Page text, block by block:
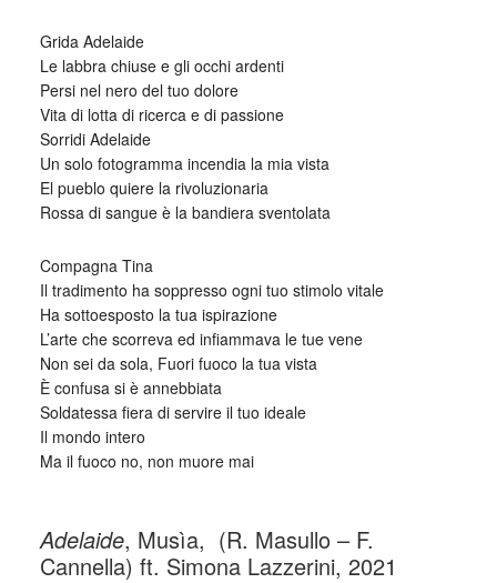
Grida Adelaide
Le labbra chiuse e gli occhi ardenti
Persi nel nero del tuo dolore
Vita di lotta di ricerca e di passione
Sorridi Adelaide
Un solo fotogramma incendia la mia vista
El pueblo quiere la rivoluzionaria
Rossa di sangue è la bandiera sventolata
Compagna Tina
Il tradimento ha soppresso ogni tuo stimolo vitale
Ha sottoesposto la tua ispirazione
L’arte che scorreva ed infiammava le tue vene
Non sei da sola, Fuori fuoco la tua vista
È confusa si è annebbiata
Soldatessa fiera di servire il tuo ideale
Il mondo intero
Ma il fuoco no, non muore mai
Adelaide, Musìa, (R. Masullo – F.
Cannella) ft. Simona Lazzerini, 2021